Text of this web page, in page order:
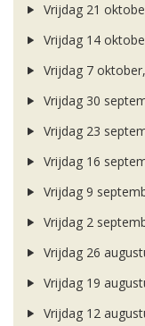
Vrijdag 21
Vrijdag 14
Vrijdag 7
Vrijdag 30
Vrijdag 23
Vrijdag 16
Vrijdag 9
Vrijdag 2
Vrijdag 26
Vrijdag 19
Vrijdag 12